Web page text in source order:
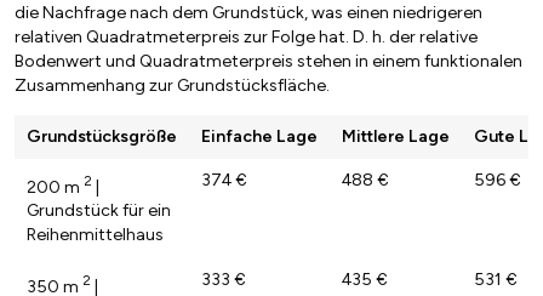
die Nachfrage nach dem Grundstück, was einen niedrigeren
relativen Quadratmeterpreis zur Folge hat. D. h. der relative
Bodenwert und Quadratmeterpreis stehen in einem funktionalen
Zusammenhang zur Grundstücksfläche.
Grundstücksgröße Einfache Lage Mittlere Lage Gute
200 m 2 |
Grundstück für ein
Reihenmittelhaus
374 € 488 € 596 €
350 m 2 |
333 € 435 € 531 €